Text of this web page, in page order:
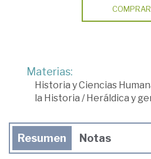
COMPRAR
Materias:
Historia y Ciencias
la Historia /Heráldica y
Resumen Notas